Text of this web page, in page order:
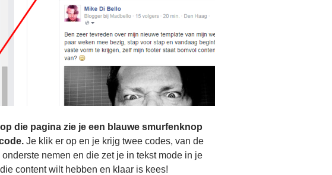
die pagina zie je een blauwe smurfenknop
Je klik er op en je krijg twee codes, van de
nemen en die zet je in tekst mode in je
content wilt hebben en klaar is kees!